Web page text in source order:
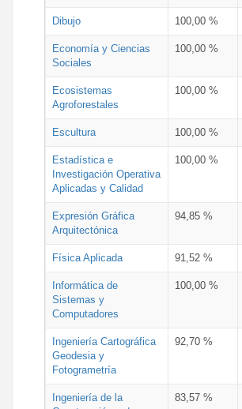
Dibujo 100,00 %
Economía y Ciencias
Sociales
100,00 %
Ecosistemas
Agroforestales
100,00 %
Escultura 100,00 %
Estadística e
Investigación Operativa
Aplicadas y Calidad
100,00 %
Expresión Gráfica
Arquitectónica
94,85 %
Física Aplicada 91,52 %
Informática de
Sistemas y
Computadores
100,00 %
Ingeniería Cartográfica
Geodesia y
Fotogrametría
92,70 %
Ingeniería de la
83,57 %